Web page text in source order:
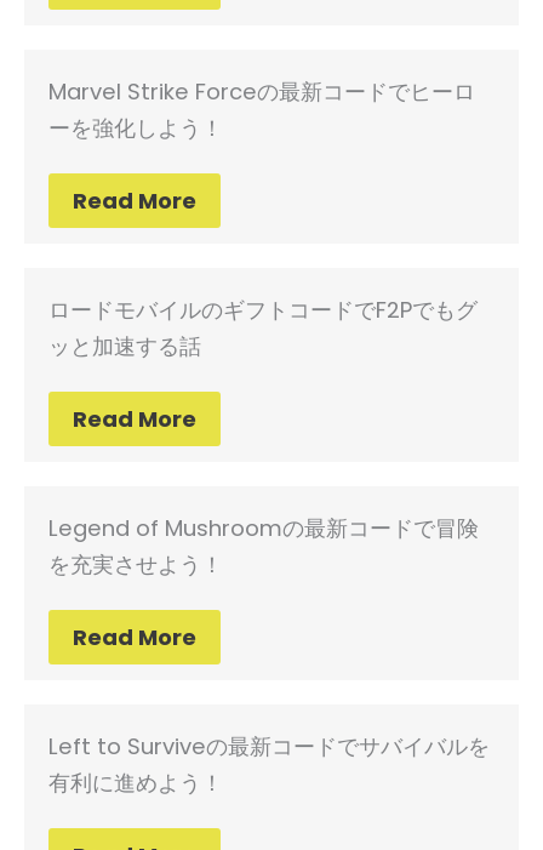
Marvel Strike Forceの最新コードでヒーロ
ーを強化しよう！
Read More
ロードモバイルのギフトコードでF2Pでもグ
ッと加速する話
Read More
Legend of Mushroomの最新コードで冒険
を充実させよう！
Read More
Left to Surviveの最新コードでサバイバルを
有利に進めよう！